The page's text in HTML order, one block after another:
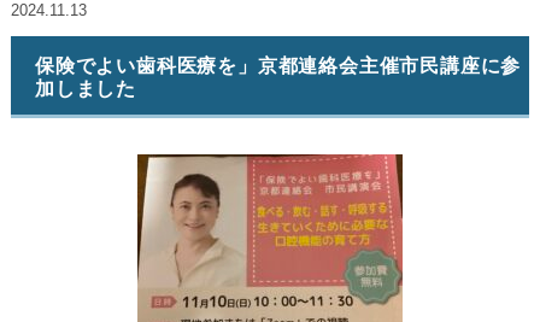
2024.11.13
保険でよい歯科医療を」京都連絡会主催市民講座に参
加しました